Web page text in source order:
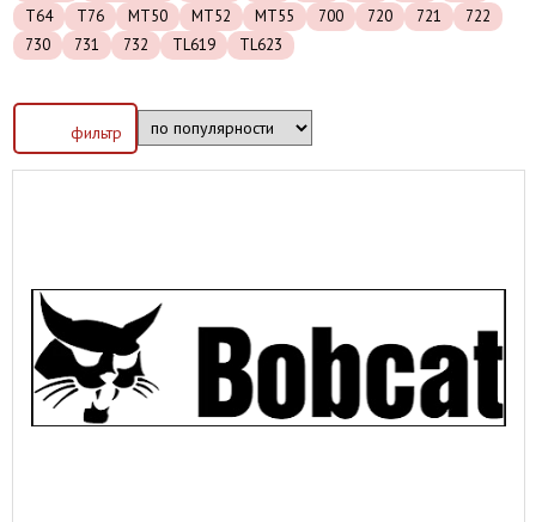
T64
T76 MT50 MT52 MT55 700 720 721
722
730
731 732 TL619 TL623
фильтр